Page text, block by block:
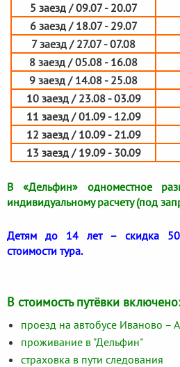
5 заезд / 09.07 - 20.07
6 заезд / 18.07 - 29.07
7 заезд / 27.07 - 07.08
8 заезд / 05.08 - 16.08
9 заезд / 14.08 - 25.08
10 заезд / 23.08 - 03.09
11 заезд / 01.09 - 12.09
12 заезд / 10.09 - 21.09
13 заезд / 19.09 - 30.09
В «Дельфин» одноместное
индивидуальному расчету (под
Детям до 14 лет – скидка
стоимости тура.
В стоимость путёвки включено:
проезд на автобусе Иваново –
проживание в "Дельфин"
страховка в пути следования